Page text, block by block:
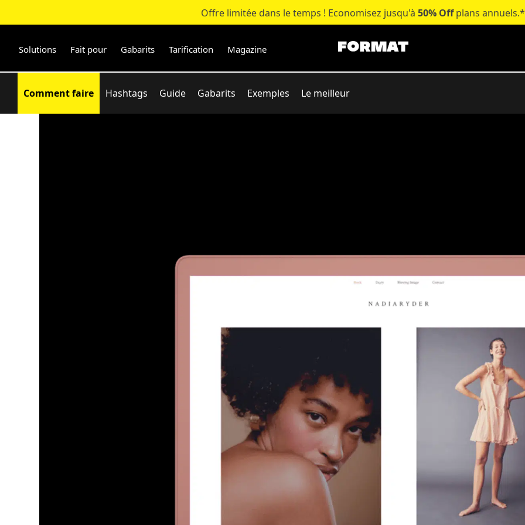
content
Offre limitée dans le temps ! Economisez jusqu'à 50% Offplans
Solutions Fait pour Gabarits Tarification Magazine
Comment faire Hashtags Guide Gabarits Exemples Le meilleur